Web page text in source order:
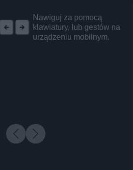
Nawiguj za pomocą
klawiatury, lub gestów na
urządzeniu mobilnym.